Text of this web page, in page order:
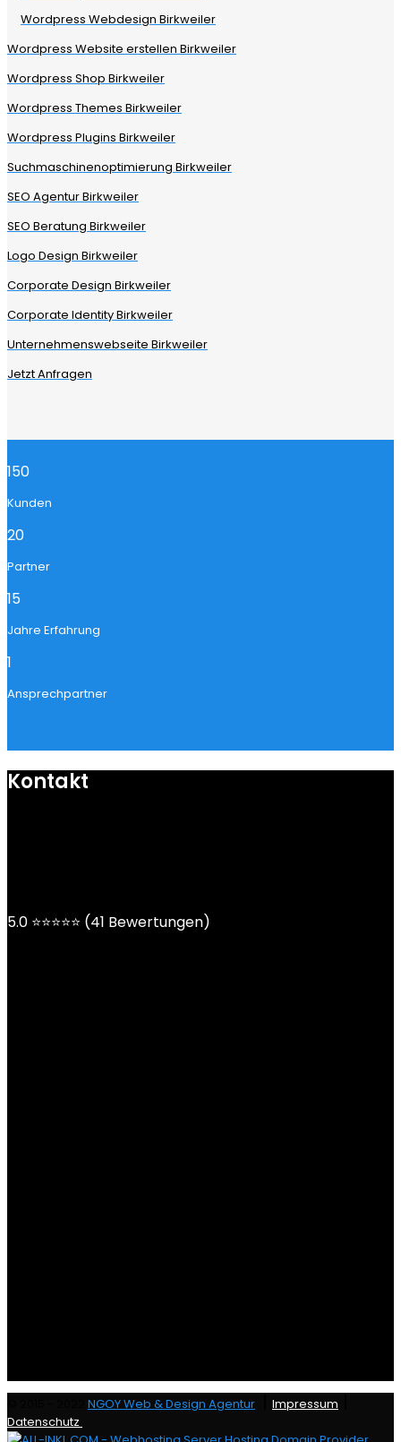
Wordpress Webdesign Birkweiler
Wordpress Website erstellen Birkweiler
Wordpress Shop Birkweiler
Wordpress Themes Birkweiler
Wordpress Plugins Birkweiler
Suchmaschinenoptimierung Birkweiler
SEO Agentur Birkweiler
SEO Beratung Birkweiler
Logo Design Birkweiler
Corporate Design Birkweiler
Corporate Identity Birkweiler
Unternehmenswebseite Birkweiler
Jetzt Anfragen
150
Kunden
20
Partner
15
Jahre Erfahrung
1
Ansprechpartner
Kontakt
5.0 ⭐⭐⭐⭐⭐ (41 Bewertungen)
NGOY Web & Design Agentur Impressum
Datenschutz